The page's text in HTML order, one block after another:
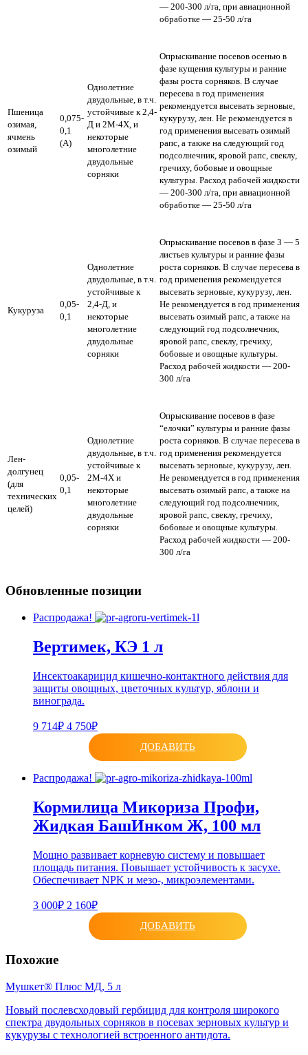
— 200-300 л/га, при авиационной
обработке — 25-50 л/га
Пшеница
озимая,
ячмень
озимый
0,075-
0,1
(А)
Однолетние
двудольные, в т.ч.
устойчивые к 2,4-
Д и 2М-4Х, и
некоторые
многолетние
двудольные
сорняки
Опрыскивание посевов осенью в
фазе кущения культуры и ранние
фазы роста сорняков. В случае
пересева в год применения
рекомендуется высевать зерновые,
кукурузу, лен. Не рекомендуется в
год применения высевать озимый
рапс, а также на следующий год
подсолнечник, яровой рапс, свеклу,
гречиху, бобовые и овощные
культуры. Расход рабочей жидкости
— 200-300 л/га, при авиационной
обработке — 25-50 л/га
Кукуруза
0,05-
0,1
Однолетние
двудольные, в т.ч.
устойчивые к
2,4-Д, и
некоторые
многолетние
двудольные
сорняки
Опрыскивание посевов в фазе 3 — 5
листьев культуры и ранние фазы
роста сорняков. В случае пересева в
год применения рекомендуется
высевать зерновые, кукурузу, лен.
Не рекомендуется в год применения
высевать озимый рапс, а также на
следующий год подсолнечник,
яровой рапс, свеклу, гречиху,
бобовые и овощные культуры.
Расход рабочей жидкости — 200-
300 л/га
Лен-
долгунец
(для
технических
целей)
0,05-
0,1
Однолетние
двудольные, в т.ч.
устойчивые к
2М-4Х и
некоторые
многолетние
двудольные
сорняки
Опрыскивание посевов в фазе
“елочки” культуры и ранние фазы
роста сорняков. В случае пересева в
год применения рекомендуется
высевать зерновые, кукурузу, лен.
Не рекомендуется в год применения
высевать озимый рапс, а также на
следующий год подсолнечник,
яровой рапс, свеклу, гречиху,
бобовые и овощные культуры.
Расход рабочей жидкости — 200-
300 л/га
Обновленные позиции
Распродажа!
Вертимек, КЭ 1 л
Инсектоакарицид кишечно-контактного действия для
защиты овощных, цветочных культур, яблони и
винограда.
9 714₽ 4 750₽
ДОБАВИТЬ
Распродажа!
Кормилица Микориза Профи,
Жидкая БашИнком Ж, 100 мл
Мощно развивает корневую систему и повышает
площадь питания. Повышает устойчивость к засухе.
Обеспечивает NPK и мезо-, микроэлементами.
3 000₽ 2 160₽
ДОБАВИТЬ
Похожие
Мушкет® Плюс МД, 5 л
Новый послевсходовый гербицид для контроля широкого
спектра двудольных сорняков в посевах зерновых культур и
кукурузы с технологией встроенного антидота.